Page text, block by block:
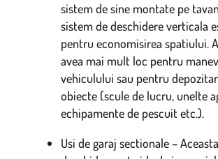
sistem de sine montate pe
sistem de deschidere verticala
pentru economisirea spatiului.
avea mai mult loc pentru
vehiculului sau pentru
obiecte (scule de lucru, unelte
echipamente de pescuit etc.).
Usi de garaj sectionale –